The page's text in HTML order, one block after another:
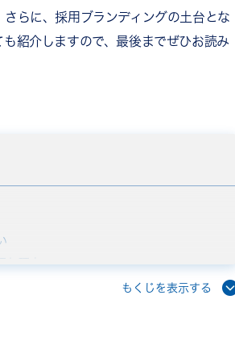
らに、採用ブランディングの土台とな
紹介しますので、最後までぜひお読み
な理由
ィングで得られる効果もくじを表示する